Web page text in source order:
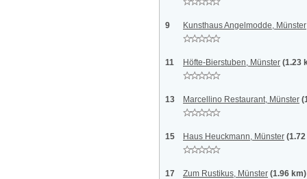
9 Kunsthaus Angelmodde, Münster
11 Höfte-Bierstuben, Münster (1.23
13 Marcellino Restaurant, Münster
15 Haus Heuckmann, Münster
17 Zum Rustikus, Münster (1.96 km)